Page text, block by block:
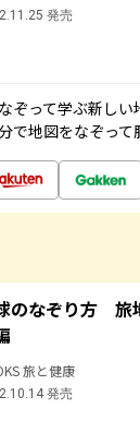
発売
ぞって学ぶ新しい
で地図をなぞって
のなぞり方
旅と健康
発売